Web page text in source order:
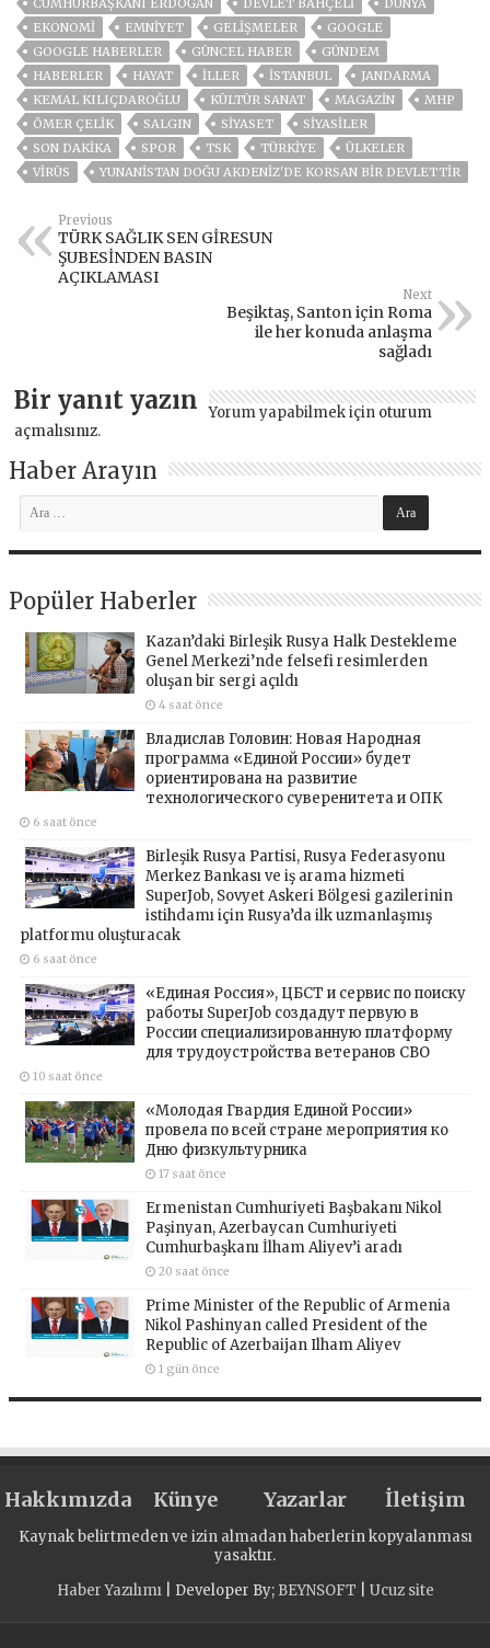
EKONOMİ
EMNİYET GELIŞMELER
GOOGLE
GOOGLE HABERLER
GÜNCEL HABER
GÜNDEM
HABERLER
HAYAT İLLER ISTANBUL
JANDARMA
KEMAL KILIÇDAROĞLU
KÜLTÜR SANAT MAGAZİN
MHP
ÖMER ÇELİK
SALGIN SİYASET
SİYASİLER
SON DAKIKA
SPOR TSK TÜRKİYE
ÜLKELER
VIRÜS
YUNANISTAN DOĞU AKDENIZ'DE KORSAN BIR DEVLETTIR
Previous
TÜRK SAĞLIK SEN GİRESUN
ŞUBESİNDEN BASIN
AÇIKLAMASI
Next
Beşiktaş, Santon için Roma
ile her konuda anlaşma
sağladı
Bir yanıt yazın Yorum yapabilmek için oturum
açmalısınız.
Haber Arayın
Popüler Haberler
Kazan’daki Birleşik Rusya Halk Destekleme
Genel Merkezi’nde felsefi resimlerden
oluşan bir sergi açıldı
4 saat önce
Владислав Головин: Новая Народная
программа «Единой России» будет
ориентирована на развитие
технологического суверенитета и ОПК
6 saat önce
Birleşik Rusya Partisi, Rusya Federasyonu
Merkez Bankası ve iş arama hizmeti
SuperJob, Sovyet Askeri Bölgesi gazilerinin
istihdamı için Rusya’da ilk uzmanlaşmış
platformu oluşturacak
6 saat önce
«Единая Россия», ЦБСТ и сервис по поиску
работы SuperJob создадут первую в
России специализированную платформу
для трудоустройства ветеранов СВО
10 saat önce
«Молодая Гвардия Единой России»
провела по всей стране мероприятия ко
Дню физкультурника
17 saat önce
Ermenistan Cumhuriyeti Başbakanı Nikol
Paşinyan, Azerbaycan Cumhuriyeti
Cumhurbaşkanı İlham Aliyev’i aradı
20 saat önce
Prime Minister of the Republic of Armenia
Nikol Pashinyan called President of the
Republic of Azerbaijan Ilham Aliyev
1 gün önce
Hakkımızda Künye Yazarlar İletişim
Kaynak belirtmeden ve izin almadan haberlerin kopyalanması
yasaktır.
Haber Yazılımı| Developer By; BEYNSOFT Ucuz site